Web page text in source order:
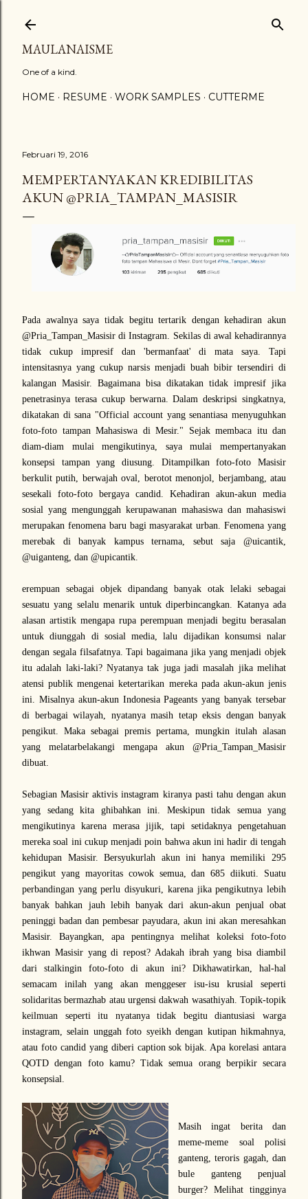
MAULANAISME
One of a kind.
HOME RESUME WORK SAMPLES CUTTERME
Februari 19, 2016
MEMPERTANYAKAN KREDIBILITAS
AKUN @PRIA_TAMPAN_MASISIR
Pada awalnya saya tidak begitu tertarik dengan kehadiran akun
@Pria_Tampan_Masisir di Instagram. Sekilas di awal kehadirannya
tidak cukup impresif dan 'bermanfaat' di mata saya. Tapi
intensitasnya yang cukup narsis menjadi buah bibir tersendiri di
kalangan Masisir. Bagaimana bisa dikatakan tidak impresif jika
penetrasinya terasa cukup berwarna. Dalam deskripsi singkatnya,
dikatakan di sana "Official account yang senantiasa menyuguhkan
foto-foto tampan Mahasiswa di Mesir." Sejak membaca itu dan
diam-diam mulai mengikutinya, saya mulai mempertanyakan
konsepsi tampan yang diusung. Ditampilkan foto-foto Masisir
berkulit putih, berwajah oval, berotot menonjol, berjambang, atau
sesekali foto-foto bergaya candid. Kehadiran akun-akun media
sosial yang mengunggah kerupawanan mahasiswa dan mahasiswi
merupakan fenomena baru bagi masyarakat urban. Fenomena yang
merebak di banyak kampus ternama, sebut saja @uicantik,
@uiganteng, dan @upicantik.
erempuan sebagai objek dipandang banyak otak lelaki sebagai
sesuatu yang selalu menarik untuk diperbincangkan. Katanya ada
alasan artistik mengapa rupa perempuan menjadi begitu berasalan
untuk diunggah di sosial media, lalu dijadikan konsumsi nalar
dengan segala filsafatnya. Tapi bagaimana jika yang menjadi objek
itu adalah laki-laki? Nyatanya tak juga jadi masalah jika melihat
atensi publik mengenai ketertarikan mereka pada akun-akun jenis
ini. Misalnya akun-akun Indonesia Pageants yang banyak tersebar
di berbagai wilayah, nyatanya masih tetap eksis dengan banyak
pengikut. Maka sebagai premis pertama, mungkin itulah alasan
yang melatarbelakangi mengapa akun @Pria_Tampan_Masisir
dibuat.
Sebagian Masisir aktivis instagram kiranya pasti tahu dengan akun
yang sedang kita ghibahkan ini. Meskipun tidak semua yang
mengikutinya karena merasa jijik, tapi setidaknya pengetahuan
mereka soal ini cukup menjadi poin bahwa akun ini hadir di tengah
kehidupan Masisir. Bersyukurlah akun ini hanya memiliki 295
pengikut yang mayoritas cowok semua, dan 685 diikuti. Suatu
perbandingan yang perlu disyukuri, karena jika pengikutnya lebih
banyak bahkan jauh lebih banyak dari akun-akun penjual obat
peninggi badan dan pembesar payudara, akun ini akan meresahkan
Masisir. Bayangkan, apa pentingnya melihat koleksi foto-foto
ikhwan Masisir yang di repost? Adakah ibrah yang bisa diambil
dari stalkingin foto-foto di akun ini? Dikhawatirkan, hal-hal
semacam inilah yang akan menggeser isu-isu krusial seperti
solidaritas bermazhab atau urgensi dakwah wasathiyah. Topik-topik
keilmuan seperti itu nyatanya tidak begitu diantusiasi warga
instagram, selain unggah foto syeikh dengan kutipan hikmahnya,
atau foto candid yang diberi caption sok bijak. Apa korelasi antara
QOTD dengan foto kamu? Tidak semua orang berpikir secara
konsepsial.
Masih ingat berita dan
meme-meme soal polisi
ganteng, teroris gagah, dan
bule ganteng penjual
burger? Melihat tingginya